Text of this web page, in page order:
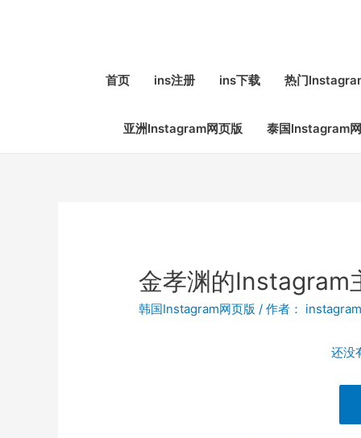
首页 ins注册 ins下载 热门
亚洲Instagram网页版 泰国Instagram
金孝渊的Instagram
韩国Instagram网页版 / 作者：
还没